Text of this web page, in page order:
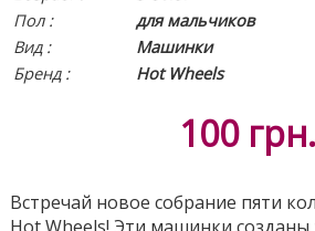
Пол :
для мальчиков
Вид :
Машинки
Бренд :
Hot Wheels
100 грн.
Встречай новое собрание пяти